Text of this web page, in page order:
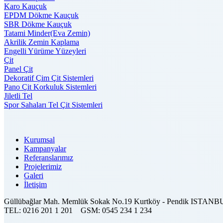
Karo Kauçuk
EPDM Dökme Kauçuk
SBR Dökme Kauçuk
Tatami Minder(Eva Zemin)
Akrilik Zemin Kaplama
Engelli Yürüme Yüzeyleri
Çit
Panel Çit
Dekoratif Çim Çit Sistemleri
Pano Çit Korkuluk Sistemleri
Jiletli Tel
Spor Sahaları Tel Çit Sistemleri
Kurumsal
Kampanyalar
Referanslarımız
Projelerimiz
Galeri
İletişim
Güllübağlar Mah. Memlük Sokak No.19 Kurtköy - Pendik
TEL: 0216 201 1 201 GSM: 0545 234 1 234